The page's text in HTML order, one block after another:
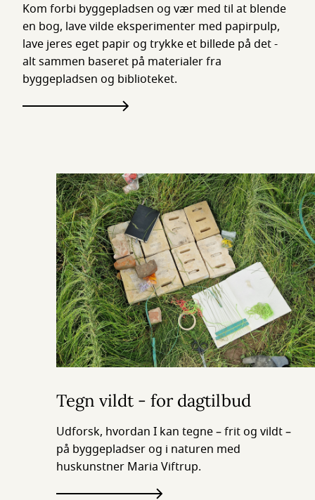
Kom forbi byggepladsen og vær med til at blende
en bog, lave vilde eksperimenter med papirpulp,
lave jeres eget papir og trykke et billede på det -
alt sammen baseret på materialer fra
byggepladsen og biblioteket.
Tegn vildt - for dagtilbud
Udforsk, hvordan I kan tegne – frit og vildt –
på byggepladser og i naturen med
huskunstner Maria Viftrup.